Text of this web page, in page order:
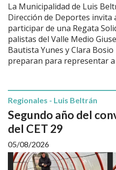
La Municipalidad de Luis
Dirección de Deportes invita
participar de una Regata
palistas del Valle Medio
Bautista Yunes y Clara
preparan para representar
Segundo año del
del CET 29
Regionales - Luis Beltrán
05/08/2026